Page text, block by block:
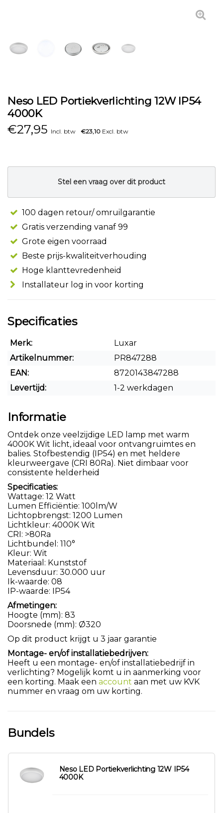
Neso LED Portiekverlichting 12W IP54
4000K
€27,95 Incl. btw €23,10 Excl. btw
Stel een vraag over dit product
100 dagen retour/ omruilgarantie
Gratis verzending vanaf 99
Grote eigen voorraad
Beste prijs-kwaliteitverhouding
Hoge klanttevredenheid
Installateur log in voor korting
Specificaties
Merk:
Luxar
Artikelnummer:
PR847288
EAN:
8720143847288
Levertijd:
1-2 werkdagen
Informatie
Ontdek onze veelzijdige LED lamp met warm
4000K Wit licht, ideaal voor ontvangruimtes en
balies. Stofbestendig (IP54) en met heldere
kleurweergave (CRI 80Ra). Niet dimbaar voor
consistente helderheid
Specificaties:
Wattage: 12 Watt
Lumen Efficiëntie: 100lm/W
Lichtopbrengst: 1200 Lumen
Lichtkleur: 4000K Wit
CRI: >80Ra
Lichtbundel: 110°
Kleur: Wit
Materiaal: Kunststof
Levensduur: 30.000 uur
Ik-waarde: 08
IP-waarde: IP54
Afmetingen:
Hoogte (mm): 83
Doorsnede (mm): Ø320
Op dit product krijgt u 3 jaar garantie
Montage- en/of installatiebedrijven:
Heeft u een montage- en/of installatiebedrijf in
verlichting? Mogelijk komt u in aanmerking voor
een korting. Maak een account aan met uw KVK
nummer en vraag om uw korting.
Bundels
Neso LED Portiekverlichting 12W IP54
4000K